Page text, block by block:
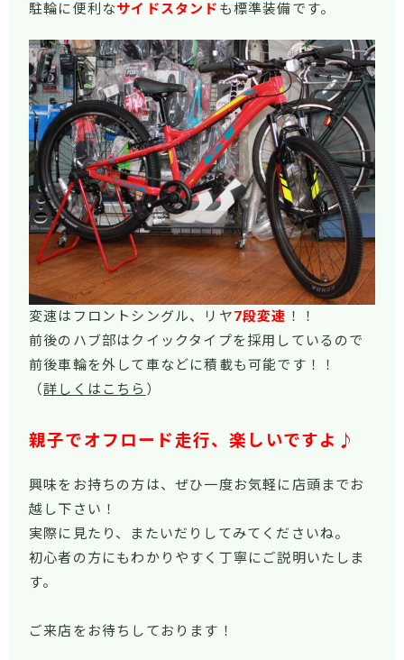
駐輪に便利なサイドスタンド も標準装備です。
変速はフロントシングル、リヤ7段変速 ！！
前後のハブ部はクイックタイプを採用しているので
前後車輪を外して車などに積載も可能です！！
（詳しくはこちら ）
親子でオフロード走行、楽しいですよ♪
興味をお持ちの方は、ぜひ一度お気軽に店頭までお
越し下さい！
実際に見たり、またいだりしてみてくださいね。
初心者の方にもわかりやすく丁寧にご説明いたしま
す。
ご来店をお待ちしております！